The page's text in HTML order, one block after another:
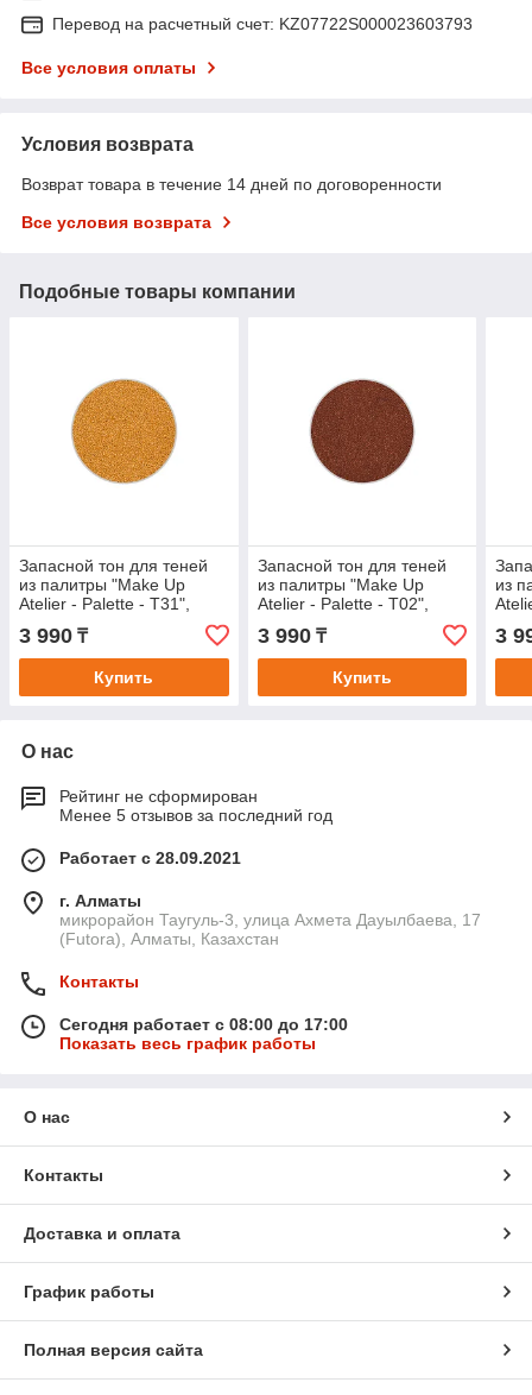
Перевод на расчетный счет: KZ07722S000023603793
Все условия оплаты
Условия возврата
Возврат товара в течение 14 дней по договоренности
Все условия возврата
Подобные товары компании
Запасной тон для теней
из палитры "Make Up
Atelier - Palette - T31",
прессованные в блистере.
3 990 ₸
Купить
Запасной тон для теней
из палитры "Make Up
Atelier - Palette - T02",
прессованные в блистере.
3 990₸
Купить
из
3
О нас
Рейтинг не сформирован
Менее 5 отзывов за последний год
Работает с 28.09.2021
г. Алматы
микрорайон Таугуль-3, улица Ахмета Дауылбаева, 17
(Futora), Алматы, Казахстан
Контакты
Сегодня работает с 08:00 до 17:00
Показать весь график работы
О нас
Контакты
Доставка и оплата
График работы
Полная версия сайта